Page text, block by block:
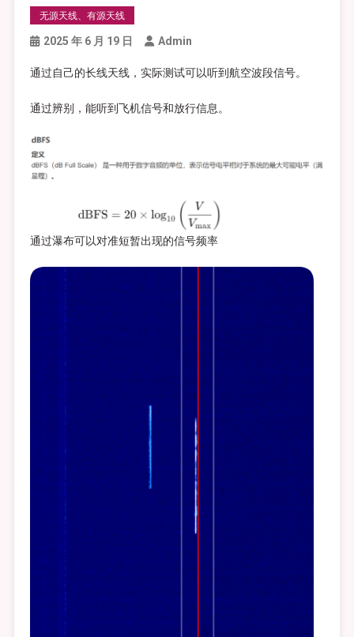
无源天线、有源天线
2025 年 6 月 19 日 Admin
通过自己的长线天线，实际测试可以听到航空波段信号。
通过辨别，能听到飞机信号和放行信息。
通过瀑布可以对准短暂出现的信号频率